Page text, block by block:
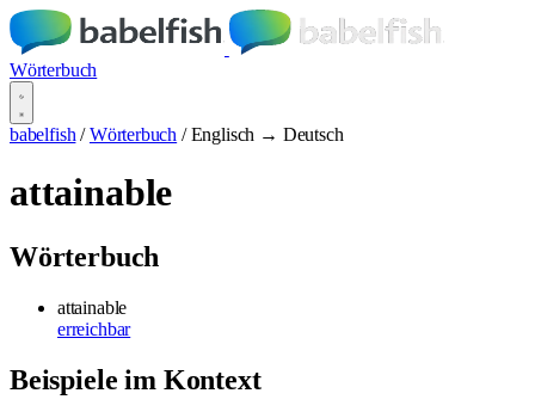
Wörterbuch
babelfish / Wörterbuch / Englisch → Deutsch
attainable
Wörterbuch
attainable
erreichbar
Beispiele im Kontext